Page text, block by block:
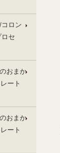
ロン
セ
おまか
ート
おまか
ート